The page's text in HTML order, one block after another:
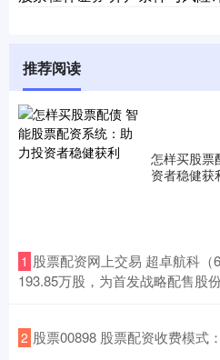
推荐阅读
怎样买股票
资者稳健获
1 股票配资网上交易 超卓航科
193.85万股，为首发战略配售股
2 股票00898 股票配资收费模式